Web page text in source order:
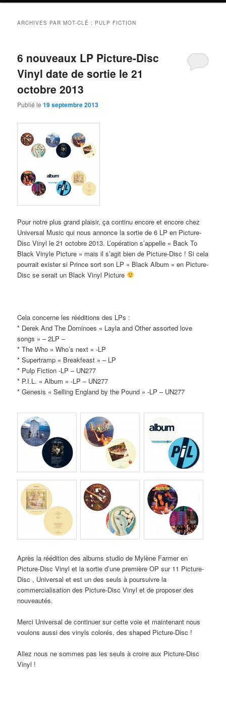
ARCHIVES PAR MOT-CLÉ : PULP FICTION
6 nouveaux LP Picture-Disc
Vinyl date de sortie le 21
octobre 2013
Publié le19 septembre 2013
Pour notre plus grand plaisir, ça continu encore et encore chez
Universal Music qui nous annonce la sortie de 6 LP en Picture-
Disc Vinyl le 21 octobre 2013. L’opération s’appelle « Back To
Black Vinyle Picture » mais il s’agit bien de Picture-Disc ! Si cela
pourrait exister si Prince sort son LP « Black Album » en Picture-
Disc se serait un Black Vinyl Picture
Cela concerne les rééditions des LPs :
* Derek And The Dominoes « Layla and Other assorted love
songs » – 2LP –
* The Who « Who’s next » -LP
* Supertramp « Breakfeast » – LP
* Pulp Fiction -LP – UN277
* P.I.L. « Album » -LP – UN277
* Genesis « Selling England by the Pound » -LP – UN277
Après la réédition des albums studio de Mylène Farmer en
Picture-Disc Vinyl et la sortie d’une première OP sur 11 Picture-
Disc , Universal et est un des seuls à poursuivre la
commercialisation des Picture-Disc Vinyl et de proposer des
nouveautés.
Merci Universal de continuer sur cette voie et maintenant nous
voulons aussi des vinyls colorés, des shaped Picture-Disc !
Allez nous ne sommes pas les seuls à croire aux Picture-Disc
Vinyl !